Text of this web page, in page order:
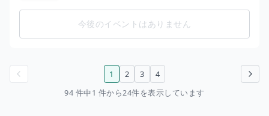
今後のイベントはありません
次のページ
1 2 3
4
94 件中1 件から24件を表示しています